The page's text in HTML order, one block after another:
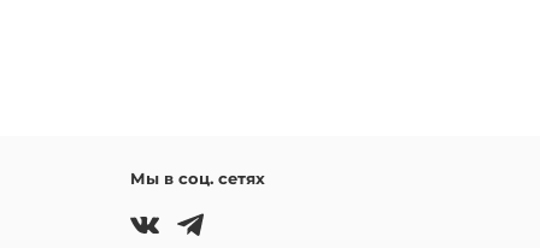
Мы в соц. сетях